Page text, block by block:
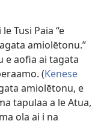
le Tusi Paia “e
amiolētonu.”
e aofia ai tagata
(Kenese
amiolētonu, e
tapulaa a le Atua,
ola ai i na